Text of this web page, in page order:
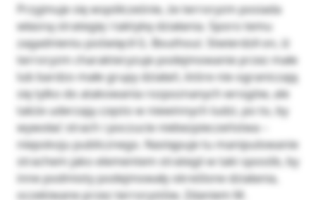
Przyjmuje się współcześnie, że terroryzm posiada
własną strategię i taktykę działania. Sporo temu
zagadnieniu poświęcił G. Bouthoul. Stwierdził on, iż
terroryzm charakteryzuje podejmowanie przez małe
lub bardzo małe grupy działań, które nie ograniczają
się tylko do atakowania rozpoznanych wrogów, ale
także uderzają często w niewinnych ludzi, po to, by
wywołać strach i poczucie niebezpieczeństwa –
niepokoju publicznego. Następuje tu manipulowanie
strachem jako elementem strategii w taki sposób, by
inne podmioty podejmowały określone działania,
oczekiwane przez terrorystów. Zdaniem M.